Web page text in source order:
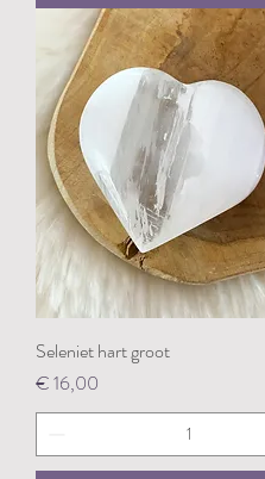
Seleniet hart groot
Prijs
€ 16,00